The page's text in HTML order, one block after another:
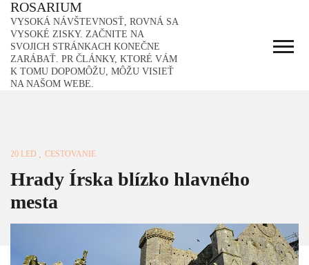
Skip
content
ROSARIUM
VYSOKÁ NÁVŠTEVNOSŤ, ROVNÁ SA
VYSOKÉ ZISKY. ZAČNITE NA
SVOJICH STRÁNKACH KONEČNE
ZARÁBAŤ. PR ČLÁNKY, KTORÉ VÁM
K TOMU DOPOMÔŽU, MÔŽU VISIEŤ
NA NAŠOM WEBE.
20 LED CESTOVANIE
Hrady Írska blízko hlavného
mesta